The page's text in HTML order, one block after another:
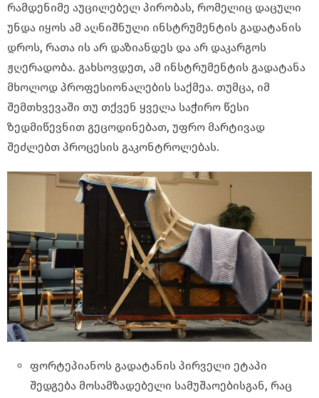
რამდენიმე აუცილებელ პირობას, რომელიც დაცული
უნდა იყოს ამ აღნიშნული ინსტრუმენტის გადატანის
დროს, რათა ის არ დაზიანდეს და არ დაკარგოს
ჟღერადობა. გახსოვდეთ, ამ ინსტრუმენტის გადატანა
მხოლოდ პროფესიონალების საქმეა. თუმცა, იმ
შემთხვევაში თუ თქვენ ყველა საჭირო წესი
ზედმიწევნით გეცოდინებათ, უფრო მარტივად
შეძლებთ პროცესის გაკონტროლებას.
ფორტეპიანოს გადატანის პირველი ეტაპი
შედგება მოსამზადებელი სამუშაოებისგან, რაც